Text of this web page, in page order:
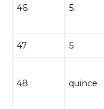
46 5
47 5
48 quince